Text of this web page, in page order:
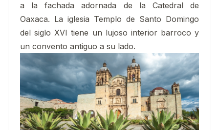
a la fachada adornada de la Catedral de
Oaxaca. La iglesia Templo de Santo Domingo
del siglo XVI tiene un lujoso interior barroco y
un convento antiguo a su lado.